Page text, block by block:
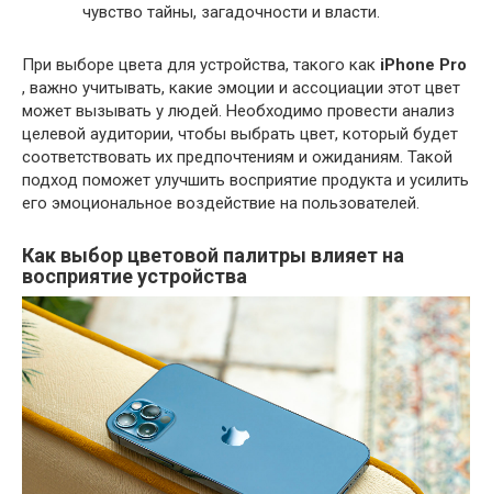
чувство тайны, загадочности и власти.
При выборе цвета для устройства, такого как iPhone Pro
, важно учитывать, какие эмоции и ассоциации этот цвет
может вызывать у людей. Необходимо провести анализ
целевой аудитории, чтобы выбрать цвет, который будет
соответствовать их предпочтениям и ожиданиям. Такой
подход поможет улучшить восприятие продукта и усилить
его эмоциональное воздействие на пользователей.
Как выбор цветовой палитры влияет на
восприятие устройства